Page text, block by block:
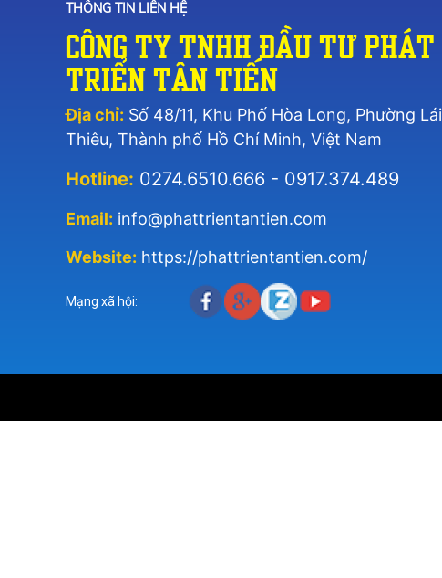
THÔNG TIN LIÊN HỆ
Công Ty TNHH Đầu Tư Phát
Triển Tân Tiến
Địa chỉ: Số 48/11, Khu Phố Hòa Long, Phường Lái
Thiêu, Thành phố Hồ Chí Minh, Việt Nam
Hotline: 0274.6510.666 - 0917.374.489
Email: info@phattrientantien.com
Website: https://phattrientantien.com/
Mạng xã hội: